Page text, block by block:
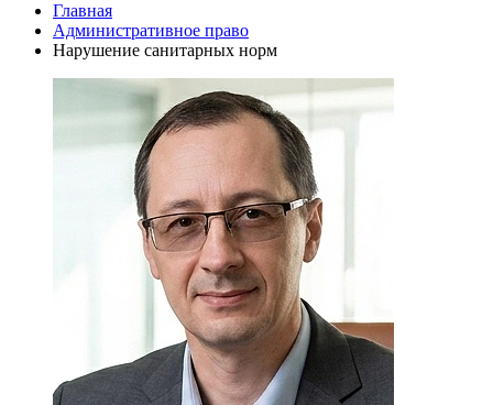
Главная
Административное право
Нарушение санитарных норм